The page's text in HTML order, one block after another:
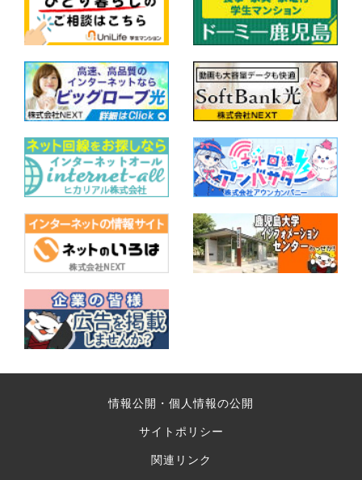
情報公開・個人情報の公開
サイトポリシー
関連リンク